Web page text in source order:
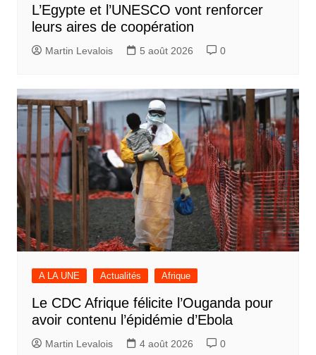
L’Egypte et l’UNESCO vont renforcer
leurs aires de coopération
Martin Levalois 5 août 2026 0
A LA UNE Actualités Afrique
Le CDC Afrique félicite l’Ouganda pour
avoir contenu l’épidémie d’Ebola
Martin Levalois 4 août 2026 0